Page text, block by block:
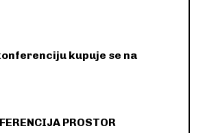
kupuje se na
PROSTOR